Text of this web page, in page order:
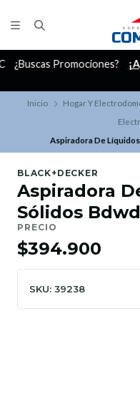
¿Buscas Promociones?
Inicio Hogar Y
Aspiradora De
BLACK+DECKER
Aspiradora
Sólidos
PRECIO
$394.900
SKU: 39238